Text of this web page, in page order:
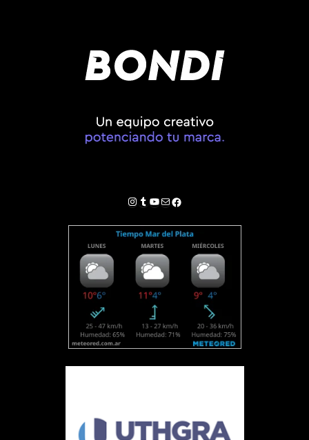
Instagram
Tumblr
YouTube
Correo electrónico
Facebook